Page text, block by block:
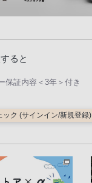
ると
保証内容 ＜3年＞ 付き
ック (サインイン/新規登録)